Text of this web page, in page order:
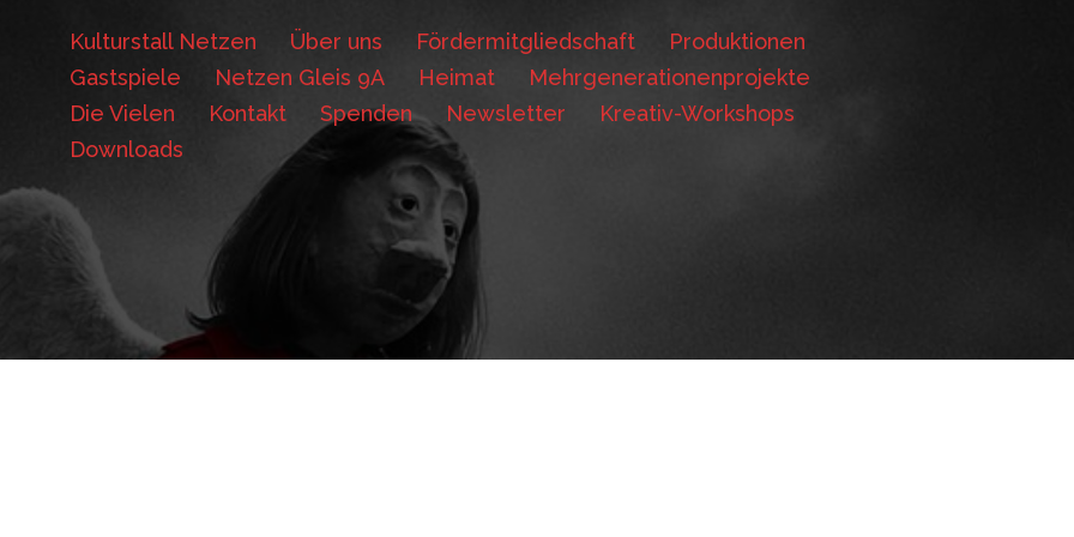
Kulturstall Netzen Über uns Fördermitgliedschaft
Produktionen
Gastspiele
Netzen Gleis 9A Heimat
Mehrgenerationenprojekte
Die Vielen
Kontakt Spenden Newsletter
Kreativ-Workshops
Downloads